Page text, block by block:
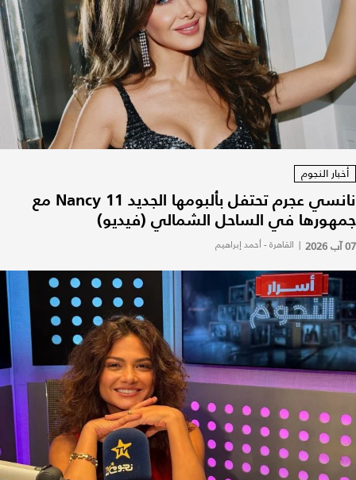
أخبار النجوم
نانسي عجرم تحتفل بألبومها الجديد Nancy 11 مع
جمهورها في الساحل الشمالي (فيديو)
07 آب 2026 | القاهرة - أحمد إبراهيم